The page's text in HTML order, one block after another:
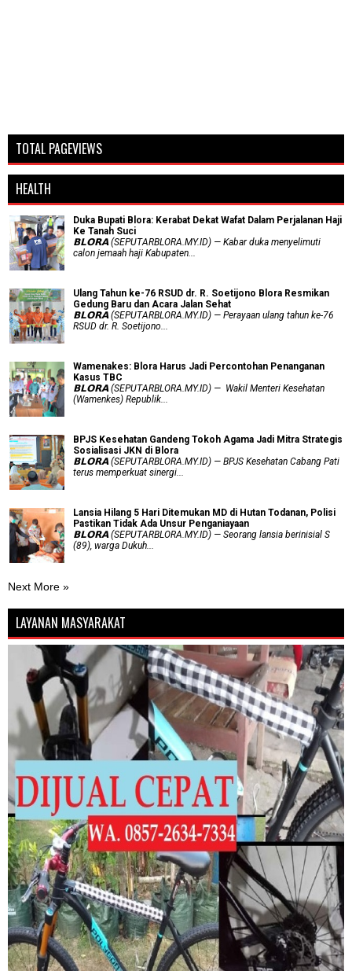
TOTAL PAGEVIEWS
HEALTH
Duka Bupati Blora: Kerabat Dekat Wafat Dalam Perjalanan Haji
Ke Tanah Suci
𝗕𝗟𝗢𝗥𝗔 (SEPUTARBLORA.MY.ID) — Kabar duka menyelimuti
calon jemaah haji Kabupaten...
Ulang Tahun ke-76 RSUD dr. R. Soetijono Blora Resmikan
Gedung Baru dan Acara Jalan Sehat
𝗕𝗟𝗢𝗥𝗔 (SEPUTARBLORA.MY.ID) — Perayaan ulang tahun ke-76
RSUD dr. R. Soetijono...
Wamenakes: Blora Harus Jadi Percontohan Penanganan
Kasus TBC
𝗕𝗟𝗢𝗥𝗔 (SEPUTARBLORA.MY.ID) — Wakil Menteri Kesehatan
(Wamenkes) Republik...
BPJS Kesehatan Gandeng Tokoh Agama Jadi Mitra Strategis
Sosialisasi JKN di Blora
𝗕𝗟𝗢𝗥𝗔 (SEPUTARBLORA.MY.ID) — BPJS Kesehatan Cabang Pati
terus memperkuat sinergi...
Lansia Hilang 5 Hari Ditemukan MD di Hutan Todanan, Polisi
Pastikan Tidak Ada Unsur Penganiayaan
𝗕𝗟𝗢𝗥𝗔 (SEPUTARBLORA.MY.ID) — Seorang lansia berinisial S
(89), warga Dukuh...
Next More »
LAYANAN MASYARAKAT